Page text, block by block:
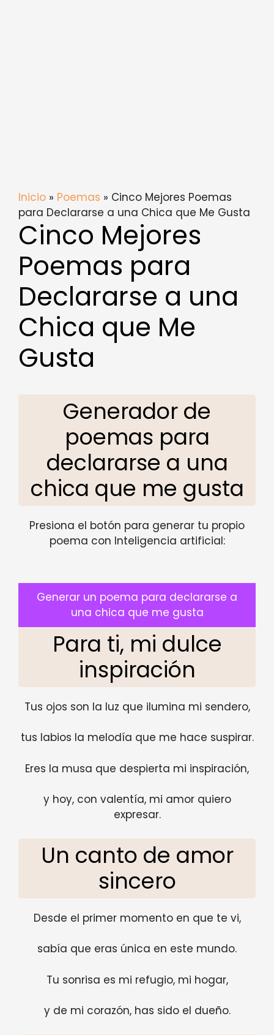
Inicio » Poemas » Cinco Mejores Poemas
para Declararse a una Chica que Me Gusta
Cinco Mejores
Poemas para
Declararse a una
Chica que Me
Gusta
Generador de
poemas para
declararse a una
chica que me gusta
Presiona el botón para generar tu propio
poema con Inteligencia artificial:
Generar un poema para declararse a
una chica que me gusta
Para ti, mi dulce
inspiración
Tus ojos son la luz que ilumina mi sendero,
tus labios la melodía que me hace suspirar.
Eres la musa que despierta mi inspiración,
y hoy, con valentía, mi amor quiero
expresar.
Un canto de amor
sincero
Desde el primer momento en que te vi,
sabía que eras única en este mundo.
Tu sonrisa es mi refugio, mi hogar,
y de mi corazón, has sido el dueño.